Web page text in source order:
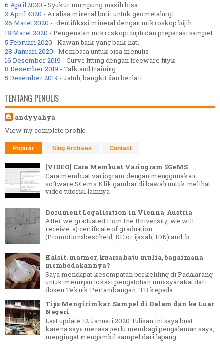
6 April 2020 - Syukur mumpung masih bisa
2 April 2020 - Analisa mineral butir untuk geometalurgi
26 Maret 2020 - Identifikasi mineral dengan mikroskop bijih
18 Maret 2020 - Pengenalan mikroskopi bijih dan preparasi sampel
5 Februari 2020 - Kawan baik yang baik hati
28 Januari 2020 - Membaca untuk bisa menulis
16 Desember 2019 - Curve fitting dengan freeware fityk
8 Desember 2019 - Talk and training
5 Desember 2019 - Jatuh, bangkit dan berlari
TENTANG PENULIS
andyyahya
View my complete profile
Popular Blog Archives Contact
[VIDEO] Cara Membuat Variogram SGeMS
Cara membuat variogram dengan menggunakan
software SGems Klik gambar di bawah untuk melihat
video tutorial lainnya.
Document Legalisation in Vienna, Austria
After we graduated from the University, we will
receive: a) certificate of graduation
(Promotionsbescheid, DE or ijazah, IDN) and b....
Kalsit, marmer, kuarsa,batu mulia, bagaimana
membedakannya?
Saya mendapat kesempatan berkeliling di Padalarang
untuk meninjau lokasi pengabdian nmasyarakat dari
dosen Teknik Pertambangan ITB kepada...
Tips Mengirimkan Sampel di Dalam dan ke Luar
Negeri
Last update: 12 Januari 2020 Tulisan ini saya buat
karena saya merasa perlu membagi pengalaman saya,
mengingat mengambil sampel dari lapang...